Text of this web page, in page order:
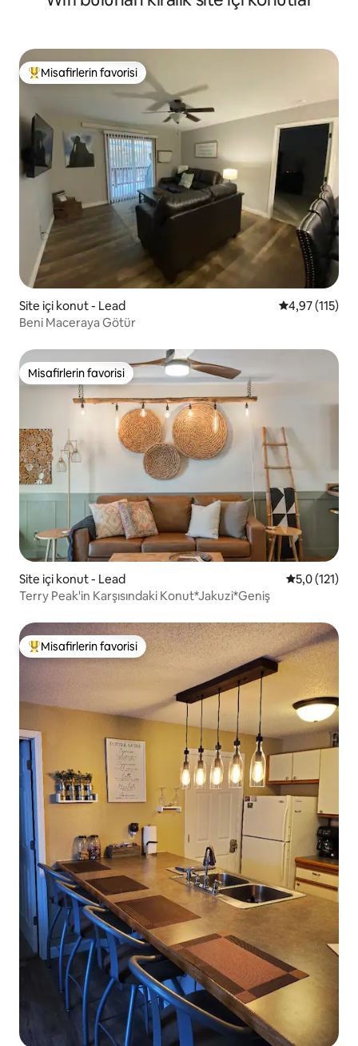
Misafirlerin favorilerinden en beğenilenler arasında
Misafirlerin favorisi
Site içi konut - Lead 5 üzerinden
4,97 (115)
Beni Maceraya Götür
Misafirlerin favorisi
Misafirlerin favorisi
Site içi konut - Lead 5 üzerinden
5,0 (121)
Terry Peak'in Karşısındaki Konut*Jakuzi*Geniş
Misafirlerin favorilerinden en beğenilenler arasında
Misafirlerin favorisi